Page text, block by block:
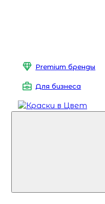
Premium бренды
Для бизнеса